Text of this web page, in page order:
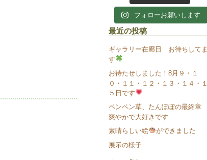
フォローお願いします
最近の投稿
ギャラリー在廊日 お待ちしてま
す
お待たせしました！8月９・１
０・１１・１２・１３・１４・１
５日です
ペンペン草、たんぽぽの最終章
爽やかで大好きです
素晴らしい絵
ができました
展示の様子